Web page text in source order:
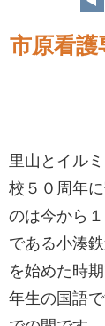
市原看護
里山とイル
校５０周年
のは今から
である小湊
を始めた時
年生の国語